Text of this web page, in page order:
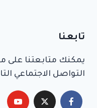
تابعنا
يمكنك متابعتنا على
التواصل الاجتماعي